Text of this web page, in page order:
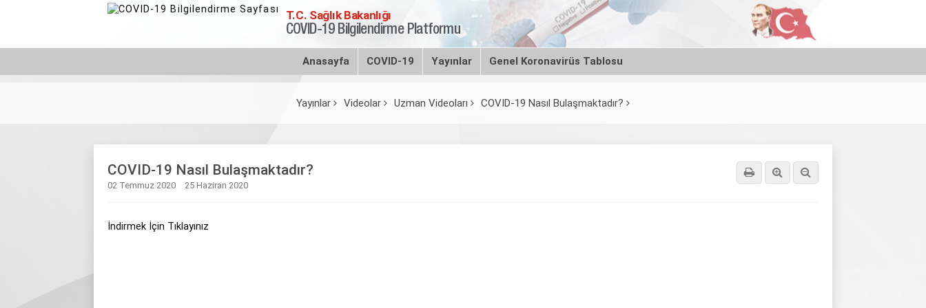
T.C. Sağlık Bakanlığı
COVID-19 Bilgilendirme Platformu
Anasayfa COVID-19 Yayınlar Genel Koronavirüs Tablosu
Yayınlar Videolar Uzman Videoları COVID-19 Nasıl Bulaşmaktadır?
COVID-19 Nasıl Bulaşmaktadır?
02 Temmuz 2020 25 Haziran 2020
İndirmek İçin Tıklayınız